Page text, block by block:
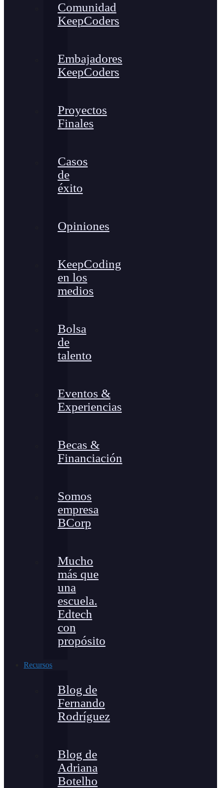
Comunidad
KeepCoders
Embajadores
KeepCoders
Proyectos
Finales
Casos
de
éxito
Opiniones
KeepCoding
en los
medios
Bolsa
de
talento
Eventos &
Experiencias
Becas &
Financiación
Somos
empresa
BCorp
Mucho
más que
una
escuela.
Edtech
con
propósito
Recursos
Blog de
Fernando
Rodríguez
Blog de
Adriana
Botelho